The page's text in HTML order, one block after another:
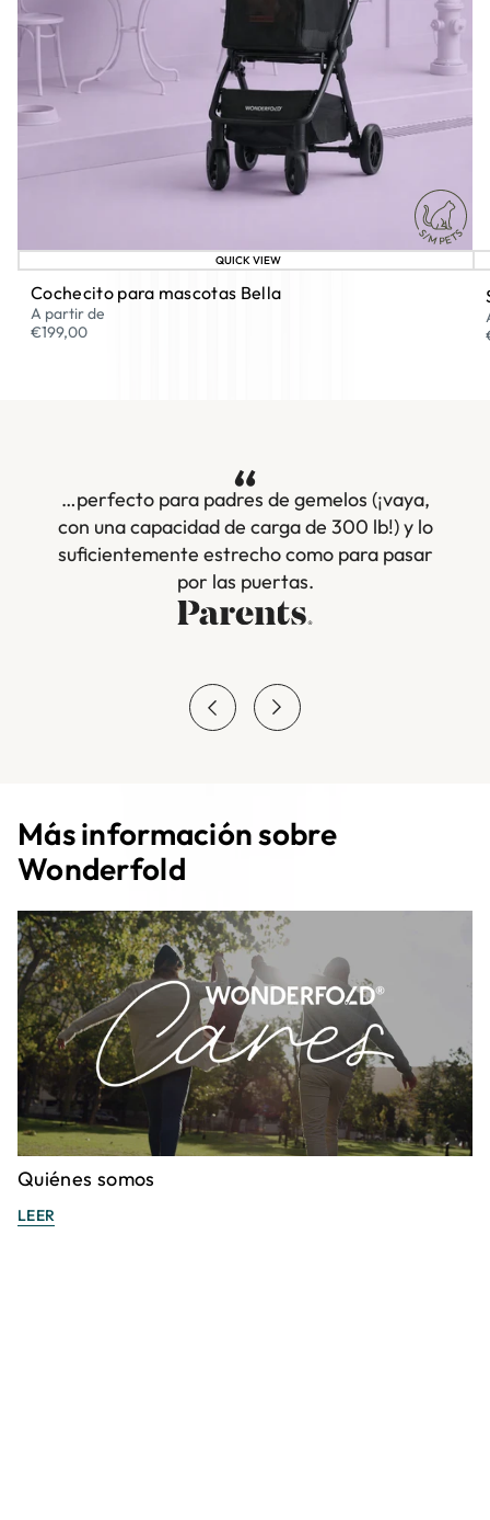
¡
QUICK VIEW
Cochecito para mascotas Bella
A partir de
€199,00
“
…perfecto para padres de gemelos (¡vaya,
con una capacidad de carga de 300 lb!) y lo
suficientemente estrecho como para pasar
por las puertas.
Más información sobre
Wonderfold
Quiénes somos
LEER